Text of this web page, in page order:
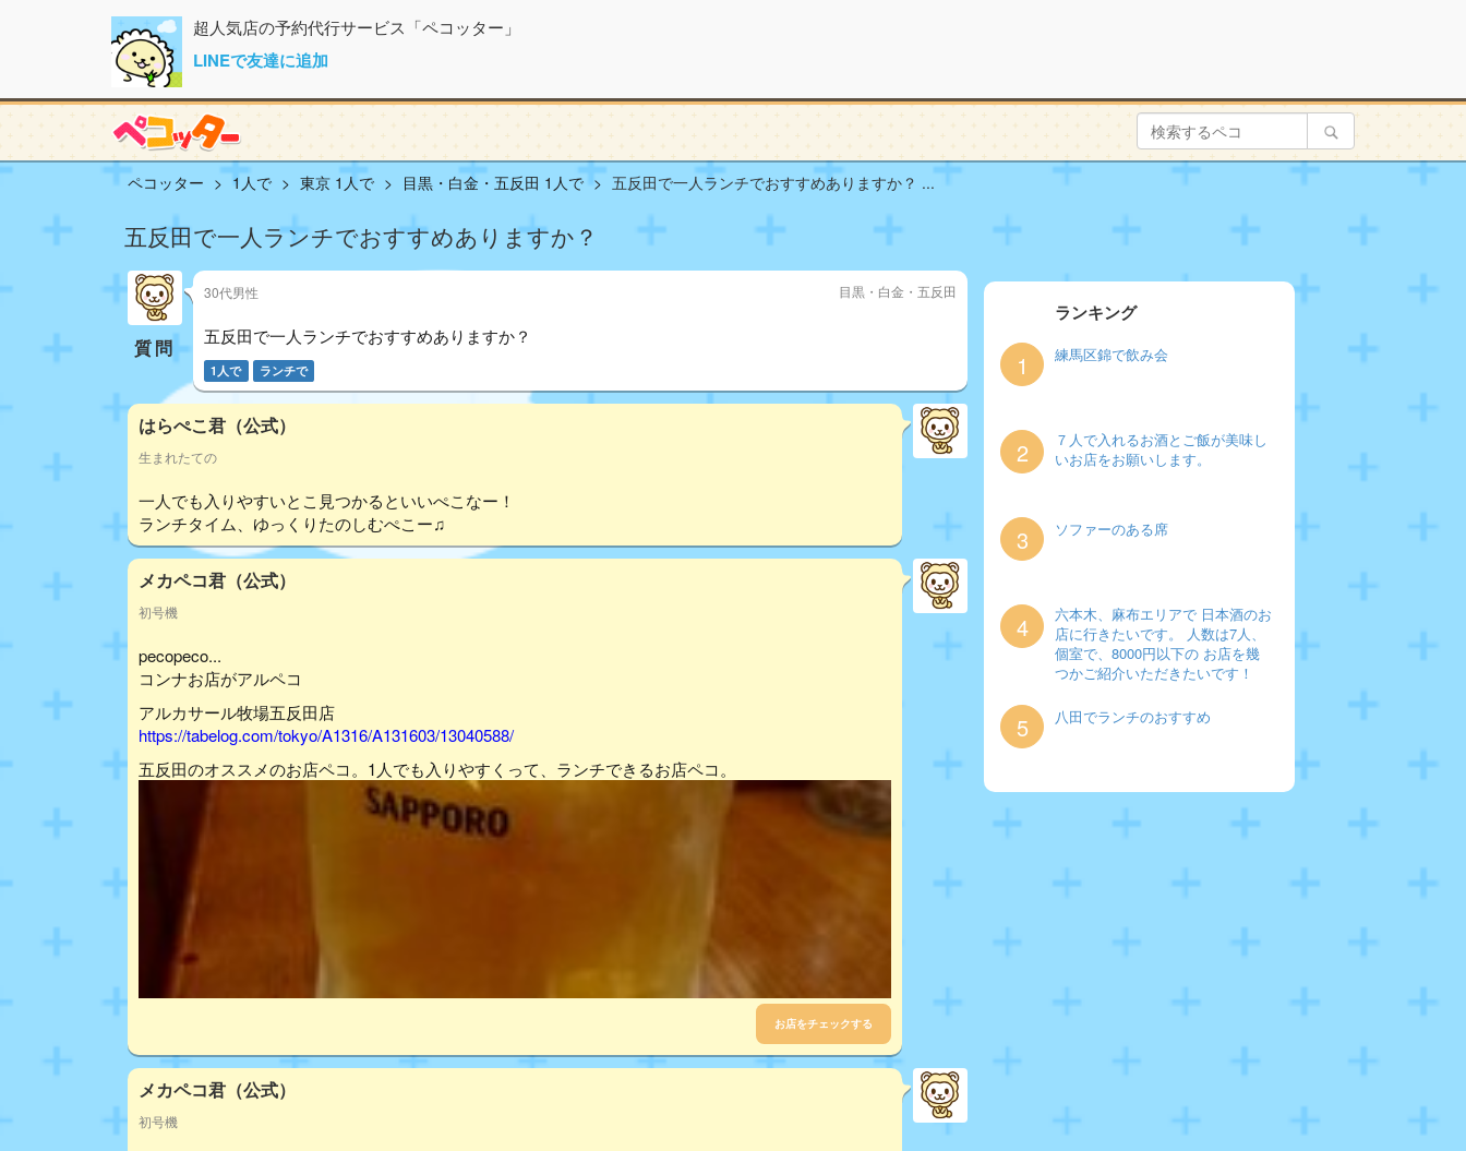
超人気店の予約代行サービス「ペコッター」
LINEで友達に追加
ペコッター 1人で 東京 1人で 目黒・白金・五反田 1人で 五反田で一人ランチでおすすめありますか？ ...
五反田で一人ランチでおすすめありますか？
質問
30代男性 目黒・白金・五反田
五反田で一人ランチでおすすめありますか？
1人で ランチで
はらぺこ君（公式）
生まれたての
一人でも入りやすいとこ見つかるといいぺこなー！
ランチタイム、ゆっくりたのしむぺこー♫
メカペコ君（公式）
初号機
pecopeco...
コンナお店がアルペコ
アルカサール牧場五反田店
https://tabelog.com/tokyo/A1316/A131603/13040588/
五反田のオススメのお店ペコ。1人でも入りやすくって、ランチできるお店ペコ。
お店をチェックする
メカペコ君（公式）
初号機
ランキング
1 練馬区錦で飲み会
2
７人で入れるお酒とご飯が美味し
いお店をお願いします。
3 ソファーのある席
4
六本木、麻布エリアで 日本酒のお
店に行きたいです。 人数は7人、
個室で、8000円以下の お店を幾
つかご紹介いただきたいです！
5 八田でランチのおすすめ